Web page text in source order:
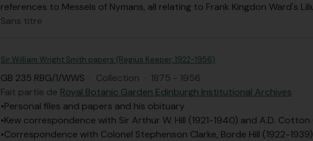
references to Messels of Nymans, all relating to Frank Kingdon Ward's
Sans titre
Sir William Wright Smith papers (Regius Keeper, 1922-1956)
GB 235 RBG/1/WWS · Collection · 1875 - 1956
Fait partie de Royal Botanic Garden Edinburgh Institutional Archives
•Personal files and papers and his obituary
•Kew correspondence with Sir Arthur W. Hill (1921-1940) and A.D. Cotton
•Correspondence with Colonel Stephenson Clarke, Borde Hill (1922-1939)